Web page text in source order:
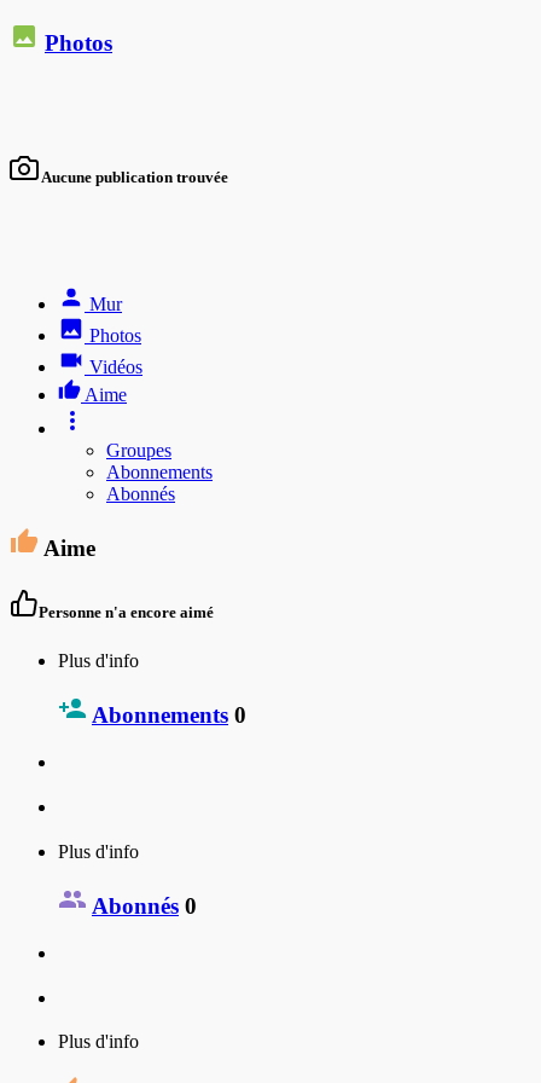
Photos
Aucune publication trouvée
Mur
Photos
Vidéos
Aime
Groupes
Abonnements
Abonnés
Aime
Personne n'a encore aimé
Plus d'info
Abonnements 0
Plus d'info
Abonnés 0
Plus d'info